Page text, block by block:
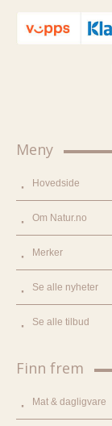
Meny
Hovedside
Om Natur.no
Merker
Se alle nyheter
Se alle tilbud
Finn frem
Mat & dagligvare